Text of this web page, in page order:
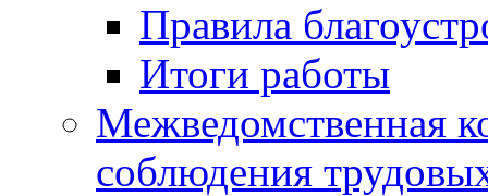
Правила
Итоги работы
Межведомственная
соблюдения